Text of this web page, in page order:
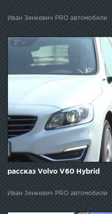
Иван Зенкевич PRO автомобили
рассказ Volvo V60 Hybrid
Иван Зенкевич PRO автомобили